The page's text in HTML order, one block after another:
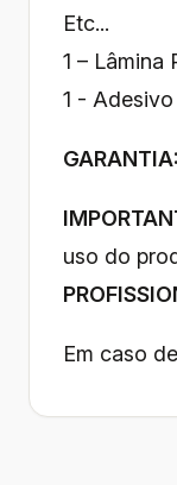
Etc...
1 – Lâmina
1 -
GARANTIA:
uso do
Em caso